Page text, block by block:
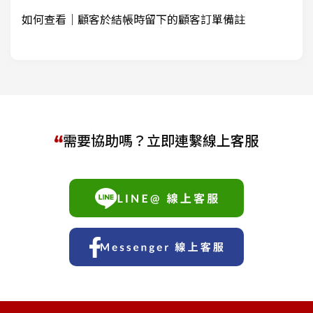
如何查看｜顧客於結帳時留下的顧客訂單備註
需要協助嗎？立即連繫線上客服